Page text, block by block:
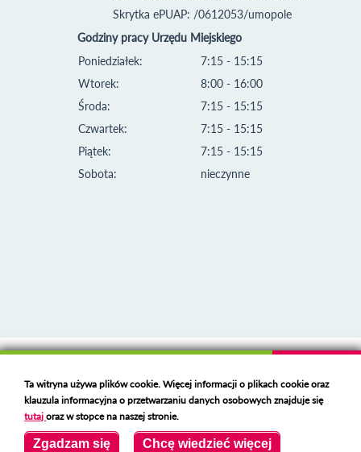
Skrytka ePUAP: /0612053/umopole
Godziny pracy Urzędu Miejskiego
Poniedziałek:
Wtorek:
Środa:
Czwartek:
Piątek:
Sobota:
7:15 - 15:15
8:00 - 16:00
7:15 - 15:15
7:15 - 15:15
7:15 - 15:15
nieczynne
Deklaracja dostępności
Polski serwer RBLhttps://polspam.pl/
Copyright 2023 Urząd Miejski w Opolu Lubelskim
Created byVOBACOM Odnośnik otworzy się w nowym oknie
Ta witryna używa plików cookie. Więcej informacji o plikach cookie oraz
klauzula informacyjna o przetwarzaniu danych osobowych znajduje się
tutajoraz w stopce na naszej stronie.
Zgadzam się Chcę wiedzieć więcej